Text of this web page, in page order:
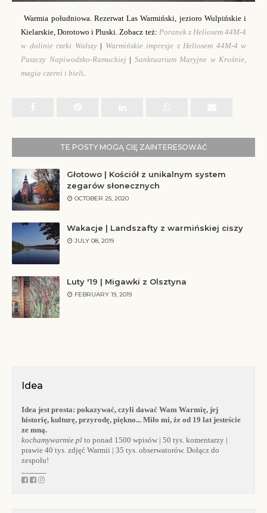
Warmia południowa. Rezerwat Las Warmiński, jezioro Wulpińskie i
Kielarskie, Dorotowo i Pluski. Zobacz też: Poranek z Heliosem 44M-4
w dolinie rzeki Wałszy| Warmińskie impresje z Heliosem 44M-4 w
Puszczy Napiwodzko-Ramuckiej | Sanktuarium Maryjne w Krośnie,
magia czerni i bieli
TE POSTY MOGĄ CIĘ ZAINTERESOWAĆ
Głotowo | Kościół z unikalnym system
zegarów słonecznych
OCTOBER 25, 2020
Wakacje | Landszafty z warmińskiej ciszy
JULY 08, 2019
Luty '19 | Migawki z Olsztyna
FEBRUARY 19, 2019
Idea
Idea jest prosta: pokazywać, czyli dawać Wam Warmię, jej
historię, kulturę, przyrodę, piękno... Miło mi, że od 19 lat jesteście
ze mną.
kochamywarmie.pl to ponad 1500 wpisów | 50 tys. komentarzy |
prawie 40 tys. zdjęć Warmii | 35 tys. obserwatorów. Dołącz do
zespołu!